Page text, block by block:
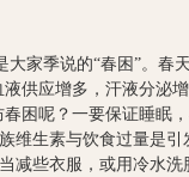
家季说的“春困”。春
供应增多，汗液分泌
困呢？一要保证睡眠
维生素与饮食过量是
减些衣服，或用冷水洗